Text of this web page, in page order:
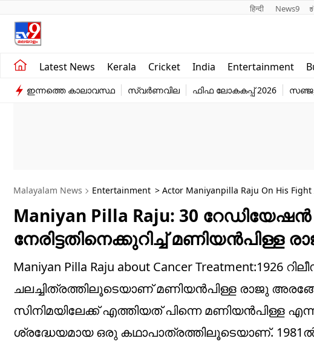
हिन्दी News9
Latest News Kerala Cricket India Entertainment
Kerala
India
Education
ഇന്നത്തെ കാലാവസ്ഥ സ്വർണവില ഫിഫ ലോകകപ്പ് 2026
Malayalam News Entertainment > Actor Maniyanpilla Raju On His
Maniyan Pilla Raju: 30
നേരിട്ടതിനെക്കുറിച്ച് മണിയൻപിള്ള
Maniyan Pilla Raju about Cancer
ചലച്ചിത്രത്തിലൂടെയാണ് മണിയൻപിള്ള രാജു
സിനിമയിലേക്ക് എത്തിയത് പിന്നെ മണിയൻപിള്ള
ശ്രദ്ധേയമായ ഒരു കഥാപാത്രത്തിലൂടെയാണ്.